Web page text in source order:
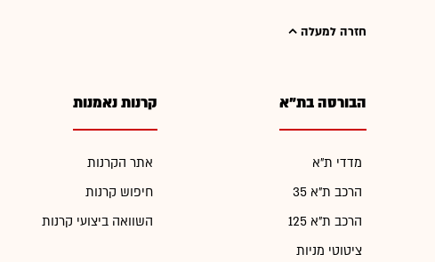
חזרה למעלה
הבורסה בת"א
מדדי ת"א
הרכב ת"א 35
הרכב ת"א 125
ציטוטי מניות
קרנות נאמנות
אתר הקרנות
חיפוש קרנות
השוואה ביצועי קרנות